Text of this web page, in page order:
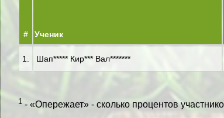
# Ученик
1. Шап***** Кир*** Вал*******
1 - «Опережает» - сколько процентов